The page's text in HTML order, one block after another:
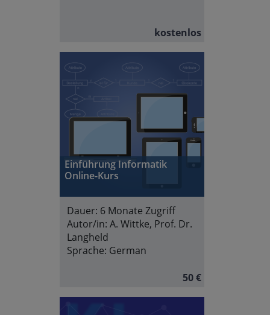
kostenlos
Einführung Informatik
Online-Kurs
Dauer: 6 Monate Zugriff
Autor/in: A. Wittke, Prof. Dr.
Langheld
Sprache: German
50 €